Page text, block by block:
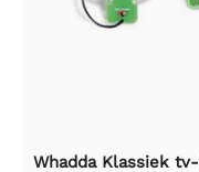
Whadda Klassiek